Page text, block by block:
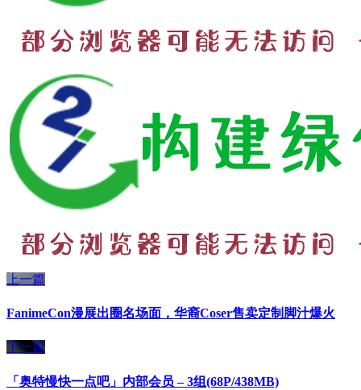
上一篇
FanimeCon漫展出圈名场面，华裔Coser售卖定制脚汁爆火
下一篇
「奥特慢快一点吧」内部会员 – 3组(68P/438MB)